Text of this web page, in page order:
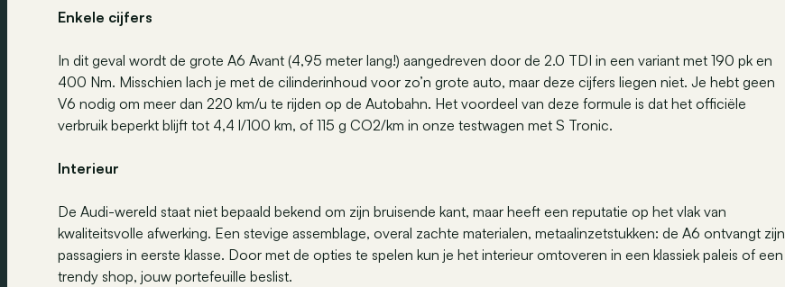
Enkele cijfers
In dit geval wordt de grote A6 Avant (4,95 meter lang!) aangedreven door de 2.0 TDI in een variant met 190 pk en
400 Nm. Misschien lach je met de cilinderinhoud voor zo’n grote auto, maar deze cijfers liegen niet. Je hebt geen
V6 nodig om meer dan 220 km/u te rijden op de Autobahn. Het voordeel van deze formule is dat het officiële
verbruik beperkt blijft tot 4,4 l/100 km, of 115 g CO2/km in onze testwagen met S Tronic.
Interieur
De Audi-wereld staat niet bepaald bekend om zijn bruisende kant, maar heeft een reputatie op het vlak van
kwaliteitsvolle afwerking. Een stevige assemblage, overal zachte materialen, metaalinzetstukken: de A6 ontvangt zijn
passagiers in eerste klasse. Door met de opties te spelen kun je het interieur omtoveren in een klassiek paleis of een
trendy shop, jouw portefeuille beslist.